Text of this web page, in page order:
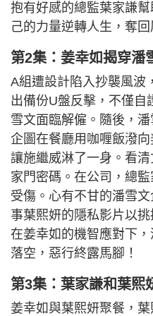
抱有好感的總監葉家謙
己的力量逆轉人生，奪回
第2集：姜幸如揭穿潘
A組遭設計陷入抄襲風波
出備份U盤反擊，不僅自
雪文面臨解僱。隨後，
企圖在餐廳用咖喱飯潑
讓施繼威淋了一身。看
家門密碼。在公司，總
受傷。心有不甘的潘雪
事葉熙妍的隱私影片以
在姜幸如的機智應對下
落空，惡行終露馬腳！
第3集：葉家謙和葉熙
姜幸如與葉熙妍聚餐，